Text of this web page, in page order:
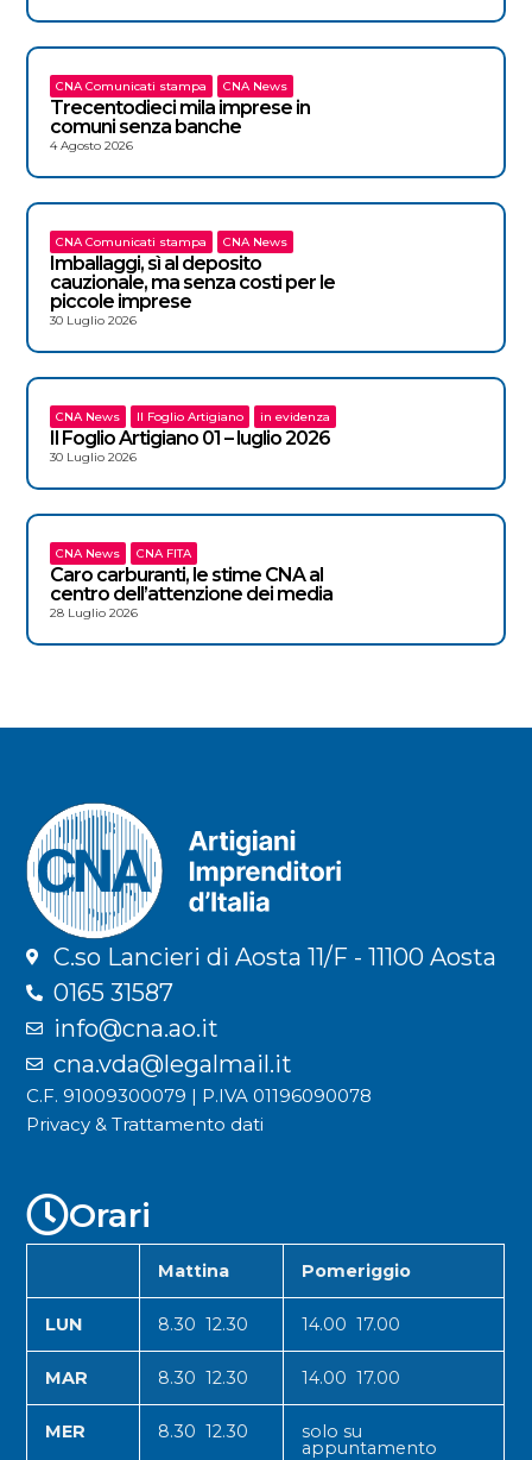
CNA Comunicati stampa CNA News
Trecentodieci mila imprese in
comuni senza banche
4 Agosto 2026
CNA Comunicati stampa CNA News
Imballaggi, sì al deposito
cauzionale, ma senza costi per le
piccole imprese
30 Luglio 2026
CNA News Il Foglio Artigiano in evidenza
Il Foglio Artigiano 01 – luglio 2026
30 Luglio 2026
CNA News CNA FITA
Caro carburanti, le stime CNA al
centro dell’attenzione dei media
28 Luglio 2026
C.so Lancieri di Aosta 11/F - 11100 Aosta
0165 31587
info@cna.ao.it
cna.vda@legalmail.it
C.F. 91009300079 | P.IVA 01196090078
Privacy & Trattamento dati
Orari
Mattina Pomeriggio
LUN 8.30 12.30 14.00 17.00
MAR 8.30 12.30 14.00 17.00
MER 8.30 12.30 solo su
appuntamento